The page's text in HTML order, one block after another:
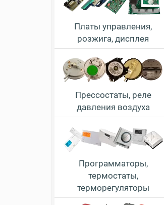
Платы управления,
розжига, дисплея
Прессостаты, реле
давления воздуха
Программаторы,
термостаты,
терморегуляторы